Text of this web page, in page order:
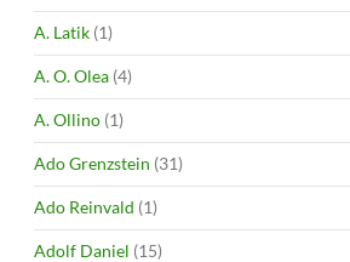
A. Latik (1)
A. O. Olea (4)
A. Ollino (1)
Ado Grenzstein (31)
Ado Reinvald (1)
Adolf Daniel (15)